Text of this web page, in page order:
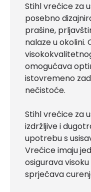
Stihl vrećice za
posebno
prašine,
nalaze u okolini.
omogućava
istovremeno
nečistoće.
Stihl vrećice za
izdržljive i
upotrebu s
Vrećice imaju
osigurava
sprječava